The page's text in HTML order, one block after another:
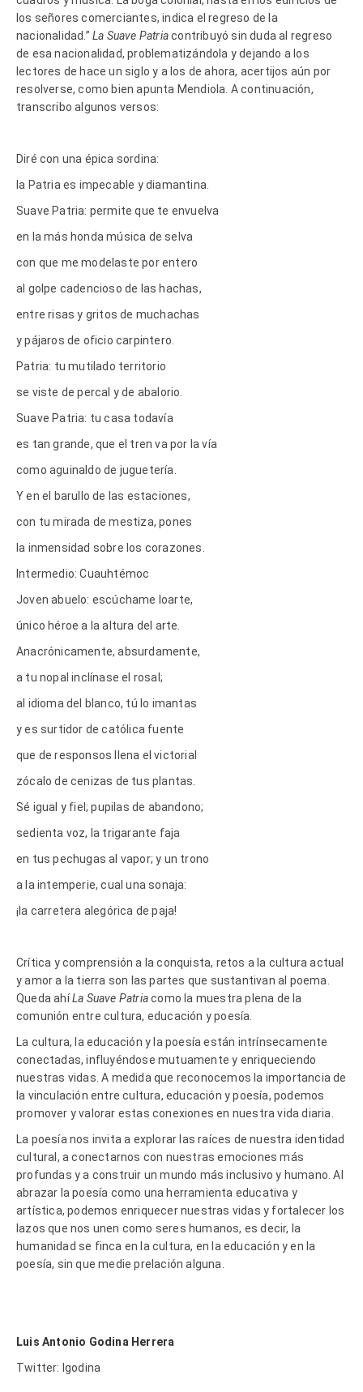
los señores comerciantes, indica el regreso de la
nacionalidad.” La Suave Patriacontribuyó sin duda al regreso
de esa nacionalidad, problematizándola y dejando a los
lectores de hace un siglo y a los de ahora, acertijos aún por
resolverse, como bien apunta Mendiola. A continuación,
transcribo algunos versos:
Diré con una épica sordina:
la Patria es impecable y diamantina.
Suave Patria: permite que te envuelva
en la más honda música de selva
con que me modelaste por entero
al golpe cadencioso de las hachas,
entre risas y gritos de muchachas
y pájaros de oficio carpintero.
Patria: tu mutilado territorio
se viste de percal y de abalorio.
Suave Patria: tu casa todavía
es tan grande, que el tren va por la vía
como aguinaldo de juguetería.
Y en el barullo de las estaciones,
con tu mirada de mestiza, pones
la inmensidad sobre los corazones.
Intermedio: Cuauhtémoc
Joven abuelo: escúchame loarte,
único héroe a la altura del arte.
Anacrónicamente, absurdamente,
a tu nopal inclínase el rosal;
al idioma del blanco, tú lo imantas
y es surtidor de católica fuente
que de responsos llena el victorial
zócalo de cenizas de tus plantas.
Sé igual y fiel; pupilas de abandono;
sedienta voz, la trigarante faja
en tus pechugas al vapor; y un trono
a la intemperie, cual una sonaja:
¡la carretera alegórica de paja!
Crítica y comprensión a la conquista, retos a la cultura actual
y amor a la tierra son las partes que sustantivan al poema.
Queda ahíLa Suave Patriacomo la muestra plena de la
comunión entre cultura, educación y poesía.
La cultura, la educación y la poesía están intrínsecamente
conectadas, influyéndose mutuamente y enriqueciendo
nuestras vidas. A medida que reconocemos la importancia de
la vinculación entre cultura, educación y poesía, podemos
promover y valorar estas conexiones en nuestra vida diaria.
La poesía nos invita a explorar las raíces de nuestra identidad
cultural, a conectarnos con nuestras emociones más
profundas y a construir un mundo más inclusivo y humano. Al
abrazar la poesía como una herramienta educativa y
artística, podemos enriquecer nuestras vidas y fortalecer los
lazos que nos unen como seres humanos, es decir, la
humanidad se finca en la cultura, en la educación y en la
poesía, sin que medie prelación alguna.
Luis Antonio Godina Herrera
Twitter: lgodina